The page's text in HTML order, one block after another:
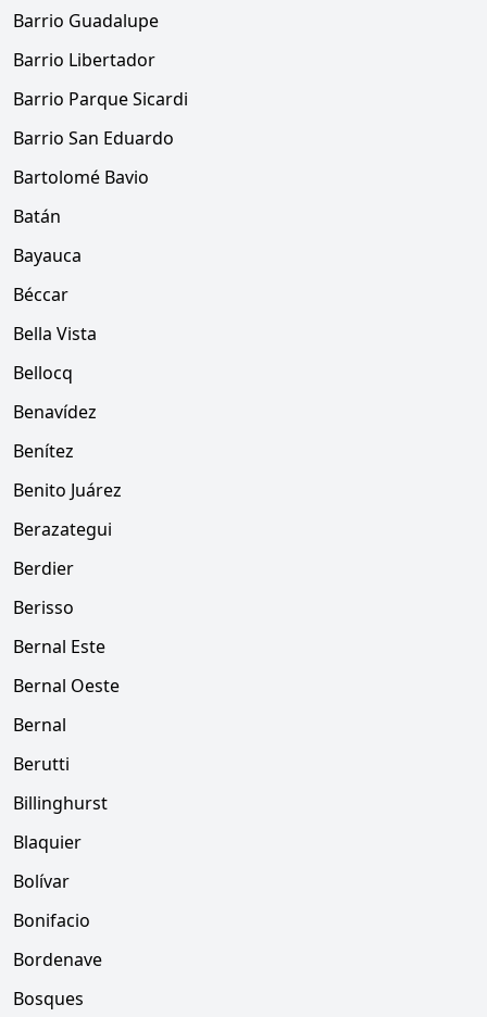
Barrio Guadalupe
Barrio Libertador
Barrio Parque Sicardi
Barrio San Eduardo
Bartolomé Bavio
Batán
Bayauca
Béccar
Bella Vista
Bellocq
Benavídez
Benítez
Benito Juárez
Berazategui
Berdier
Berisso
Bernal Este
Bernal Oeste
Bernal
Berutti
Billinghurst
Blaquier
Bolívar
Bonifacio
Bordenave
Bosques